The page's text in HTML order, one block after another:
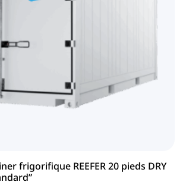
frigorifique REEFER 20 pieds DRY